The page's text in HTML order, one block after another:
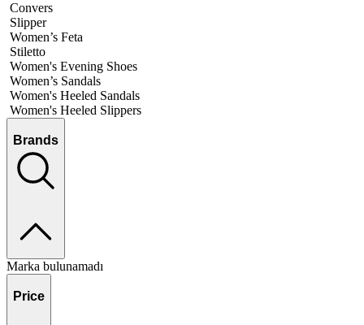
Convers
Slipper
Women’s Feta
Stiletto
Women's Evening Shoes
Women’s Sandals
Women's Heeled Sandals
Women's Heeled Slippers
Brands
Marka bulunamadı
Price